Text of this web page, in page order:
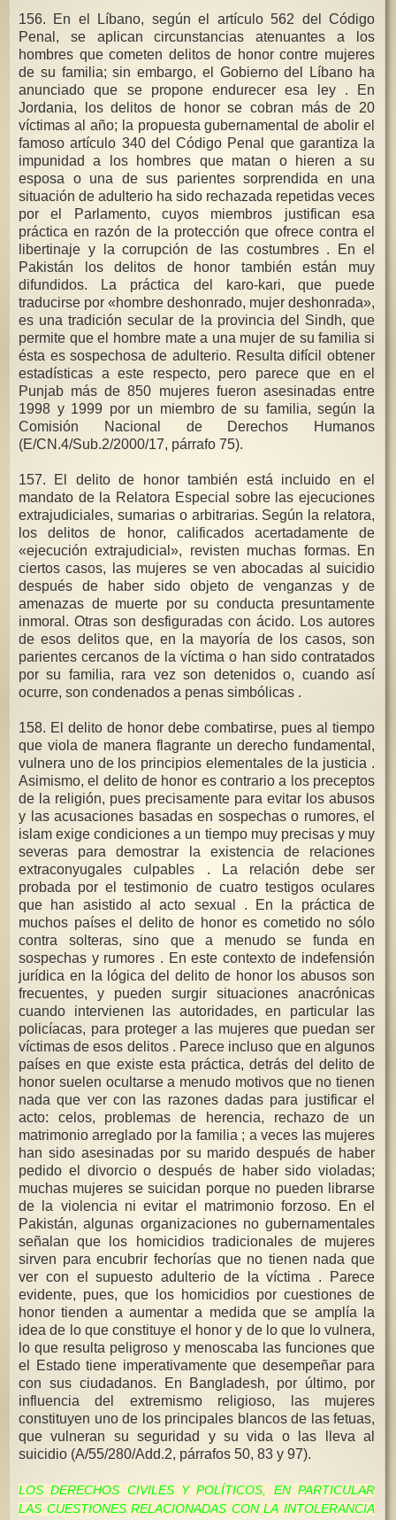
156. En el Líbano, según el artículo 562 del Código
Penal, se aplican circunstancias atenuantes a los
hombres que cometen delitos de honor contre mujeres
de su familia; sin embargo, el Gobierno del Líbano ha
anunciado que se propone endurecer esa ley . En
Jordania, los delitos de honor se cobran más de 20
víctimas al año; la propuesta gubernamental de abolir el
famoso artículo 340 del Código Penal que garantiza la
impunidad a los hombres que matan o hieren a su
esposa o una de sus parientes sorprendida en una
situación de adulterio ha sido rechazada repetidas veces
por el Parlamento, cuyos miembros justifican esa
práctica en razón de la protección que ofrece contra el
libertinaje y la corrupción de las costumbres . En el
Pakistán los delitos de honor también están muy
difundidos. La práctica del karo-kari, que puede
traducirse por «hombre deshonrado, mujer deshonrada»,
es una tradición secular de la provincia del Sindh, que
permite que el hombre mate a una mujer de su familia si
ésta es sospechosa de adulterio. Resulta difícil obtener
estadísticas a este respecto, pero parece que en el
Punjab más de 850 mujeres fueron asesinadas entre
1998 y 1999 por un miembro de su familia, según la
Comisión Nacional de Derechos Humanos
(E/CN.4/Sub.2/2000/17, párrafo 75).
157. El delito de honor también está incluido en el
mandato de la Relatora Especial sobre las ejecuciones
extrajudiciales, sumarias o arbitrarias. Según la relatora,
los delitos de honor, calificados acertadamente de
«ejecución extrajudicial», revisten muchas formas. En
ciertos casos, las mujeres se ven abocadas al suicidio
después de haber sido objeto de venganzas y de
amenazas de muerte por su conducta presuntamente
inmoral. Otras son desfiguradas con ácido. Los autores
de esos delitos que, en la mayoría de los casos, son
parientes cercanos de la víctima o han sido contratados
por su familia, rara vez son detenidos o, cuando así
ocurre, son condenados a penas simbólicas .
158. El delito de honor debe combatirse, pues al tiempo
que viola de manera flagrante un derecho fundamental,
vulnera uno de los principios elementales de la justicia .
Asimismo, el delito de honor es contrario a los preceptos
de la religión, pues precisamente para evitar los abusos
y las acusaciones basadas en sospechas o rumores, el
islam exige condiciones a un tiempo muy precisas y muy
severas para demostrar la existencia de relaciones
extraconyugales culpables . La relación debe ser
probada por el testimonio de cuatro testigos oculares
que han asistido al acto sexual . En la práctica de
muchos países el delito de honor es cometido no sólo
contra solteras, sino que a menudo se funda en
sospechas y rumores . En este contexto de indefensión
jurídica en la lógica del delito de honor los abusos son
frecuentes, y pueden surgir situaciones anacrónicas
cuando intervienen las autoridades, en particular las
policíacas, para proteger a las mujeres que puedan ser
víctimas de esos delitos . Parece incluso que en algunos
países en que existe esta práctica, detrás del delito de
honor suelen ocultarse a menudo motivos que no tienen
nada que ver con las razones dadas para justificar el
acto: celos, problemas de herencia, rechazo de un
matrimonio arreglado por la familia ; a veces las mujeres
han sido asesinadas por su marido después de haber
pedido el divorcio o después de haber sido violadas;
muchas mujeres se suicidan porque no pueden librarse
de la violencia ni evitar el matrimonio forzoso. En el
Pakistán, algunas organizaciones no gubernamentales
señalan que los homicidios tradicionales de mujeres
sirven para encubrir fechorías que no tienen nada que
ver con el supuesto adulterio de la víctima . Parece
evidente, pues, que los homicidios por cuestiones de
honor tienden a aumentar a medida que se amplía la
idea de lo que constituye el honor y de lo que lo vulnera,
lo que resulta peligroso y menoscaba las funciones que
el Estado tiene imperativamente que desempeñar para
con sus ciudadanos. En Bangladesh, por último, por
influencia del extremismo religioso, las mujeres
constituyen uno de los principales blancos de las fetuas,
que vulneran su seguridad y su vida o las lleva al
suicidio (A/55/280/Add.2, párrafos 50, 83 y 97).
LOS DERECHOS CIVILES Y POLÍTICOS, EN PARTICULAR
LAS CUESTIONES RELACIONADAS CON LA INTOLERANCIA